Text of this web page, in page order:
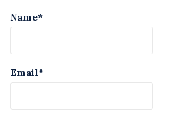
Name*
Email*